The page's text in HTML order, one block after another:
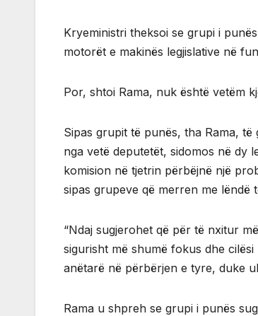
Kryeministri theksoi se grupi i
motorët e makinës legjislative në
Por, shtoi Rama, nuk është vetëm
Sipas grupit të punës, tha Rama,
nga vetë deputetët, sidomos në dy
komision në tjetrin përbëjnë një
sipas grupeve që merren me lëndë
“Ndaj sugjerohet që për të nxitur
sigurisht më shumë fokus dhe
anëtarë në përbërjen e tyre, duke
Rama u shpreh se grupi i punës